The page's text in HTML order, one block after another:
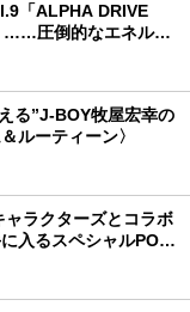
「ALPHA DRIVE
……圧倒的なエネルギ
る”J-BOY牧屋宏幸の
ルーティーン〉
ャラクターズとコラボ
入るスペシャルPOP-